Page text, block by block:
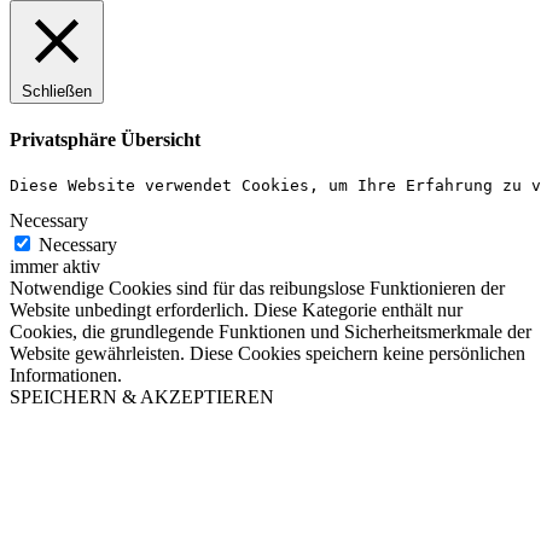
Schließen
Privatsphäre Übersicht
Diese Website verwendet Cookies, um Ihre Erfahrung
Necessary
Necessary
immer aktiv
Notwendige Cookies sind für das reibungslose Funktionieren der
Website unbedingt erforderlich. Diese Kategorie enthält nur
Cookies, die grundlegende Funktionen und Sicherheitsmerkmale der
Website gewährleisten. Diese Cookies speichern keine persönlichen
Informationen.
SPEICHERN & AKZEPTIEREN